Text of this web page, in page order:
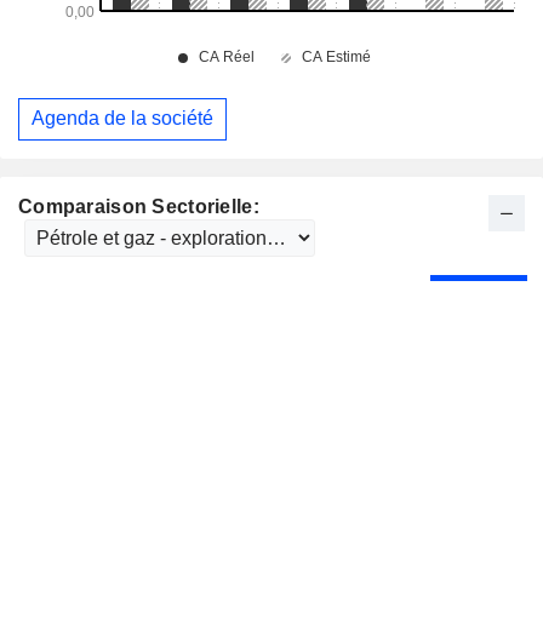
Comparaison Sectorielle:
Agenda de la société